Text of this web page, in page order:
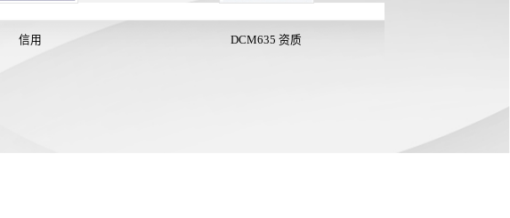
信用 DCM635 资质